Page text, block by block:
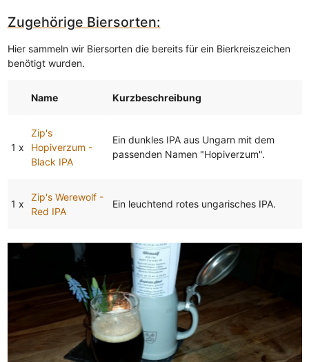
Zugehörige Biersorten:
Hier sammeln wir Biersorten die bereits für ein Bierkreiszeichen
benötigt wurden.
Name Kurzbeschreibung
1 x
Zip's
Hopiverzum -
Black IPA
Ein dunkles IPA aus Ungarn mit dem
passenden Namen "Hopiverzum".
1 x
Zip's Werewolf -
Red IPA
Ein leuchtend rotes ungarisches IPA.